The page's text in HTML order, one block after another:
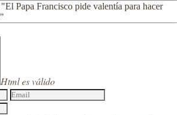
Papa Francisco pide valentía para hacer
Html es válido